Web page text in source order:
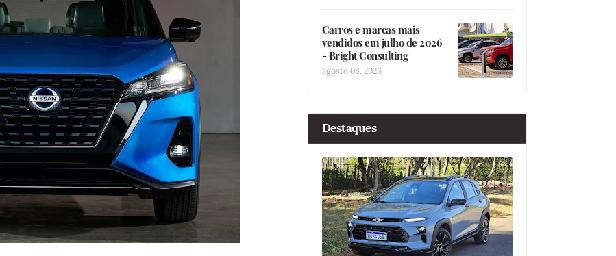
Carros e marcas mais
vendidos em julho de 2026
- Bright Consulting
agosto 03, 2026
Destaques